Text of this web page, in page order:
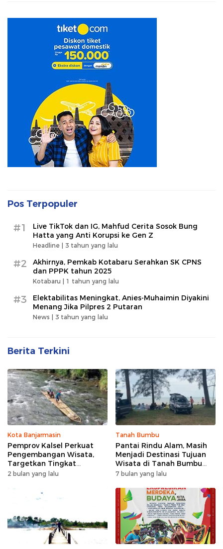
Pos Terpopuler
#1
Live TikTok dan IG, Mahfud Cerita Sosok Bung
Hatta yang Anti Korupsi ke Gen Z
Headline | 3 tahun yang lalu
#2
Akhirnya, Pemkab Kotabaru Serahkan SK CPNS
dan PPPK tahun 2025
Kotabaru | 1 tahun yang lalu
#3
Elektabilitas Meningkat, Anies-Muhaimin Diyakini
Menang Jika Pilpres 2 Putaran
News | 3 tahun yang lalu
Berita Terkini
Kota Banjarmasin
Pemprov Kalsel Perkuat
Pengembangan Wisata,
Targetkan Tingkat
Kunjungan Naik 5 Persen di
2 bulan yang lalu
Tanah Bumbu
Pantai Rindu Alam, Masih
Menjadi Destinasi Tujuan
Wisata di Tanah Bumbu
dengan Rindangnya Pohon
7 bulan yang lalu